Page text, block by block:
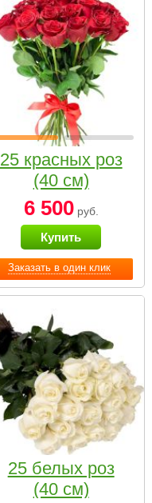
Заказать в один клик
25 красных роз
(40 см)
6 500руб.
Купить
25 белых роз
(40 см)